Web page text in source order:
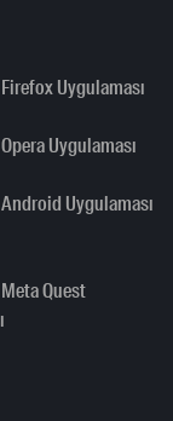
Uygulaması
Uygulaması
Uygulaması
Quest